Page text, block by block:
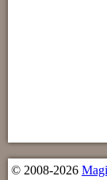
© 2008-2026